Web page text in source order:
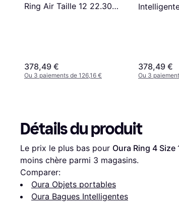
Ring Air Taille 12 22.30
378,49 €
Ou 3 paiements de 126,16 €
378,49 €
Ou 3
Détails du produit
Le prix le plus bas pour Oura Ring 4 Size
moins chère parmi 3 magasins.
Comparer:
Oura Objets portables
Oura Bagues Intelligentes